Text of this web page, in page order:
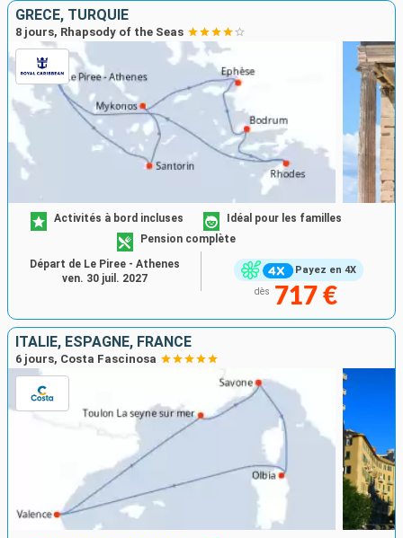
GRÈCE, TURQUIE
8 jours, Rhapsody of the Seas
Payez en 4X
Activités à bord incluses
Idéal pour les familles
Pension complète
dès 717 €
Départ de Le Piree - Athenes
ven. 30 juil. 2027
ITALIE, ESPAGNE, FRANCE
6 jours, Costa Fascinosa